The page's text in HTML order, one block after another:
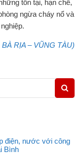
tồn tại, hạn chế,
ngừa cháy nổ và
RỊA – VŨNG TÀU)
điện, nước với công
Bình